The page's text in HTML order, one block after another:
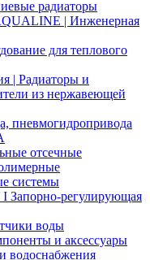
радиаторы
| Инженерная
для теплового
| Радиаторы и
из нержавеющей
пневмогидропривода
отсечные
системы
регулирующая
воды
и аксессуары
водоснабжения